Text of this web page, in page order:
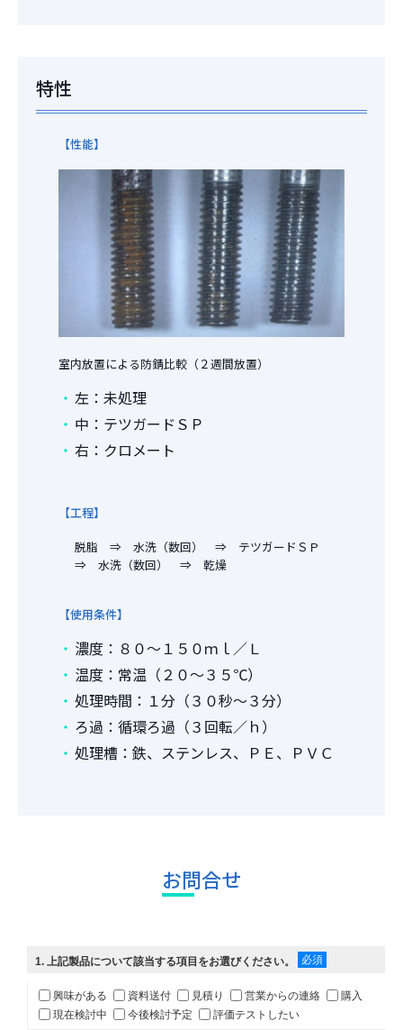
特性
【性能】
室内放置による防錆比較（２週間放置）
左：未処理
中：テツガードＳＰ
右：クロメート
【工程】
脱脂 ⇒ 水洗（数回） ⇒ テツガードＳＰ
⇒ 水洗（数回） ⇒ 乾燥
【使用条件】
濃度：８０～１５０ｍｌ／Ｌ
温度：常温（２０～３５℃）
処理時間：１分（３０秒～３分）
ろ過：循環ろ過（３回転／ｈ）
処理槽：鉄、ステンレス、ＰＥ、ＰＶＣ
お問合せ
1. 上記製品について該当する項目をお選びください。 必須
興味がある 資料送付 見積り 営業からの連絡
購入
現在検討中
今後検討予定 評価テストしたい